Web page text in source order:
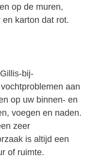
op de muren,
karton dat rot.
bij-
aan
op uw binnen- en
voegen en naden.
zeer
is altijd een
of ruimte.